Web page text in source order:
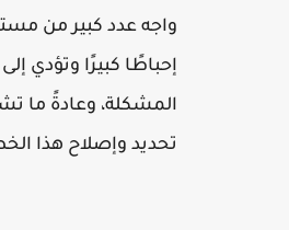
واجه عدد كبير من
إحباطًا كبيرًا وتؤدي
المشكلة، وعادةً ما
تحديد وإصلاح هذا